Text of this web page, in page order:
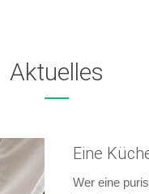
Aktuelles
Eine
Wer eine